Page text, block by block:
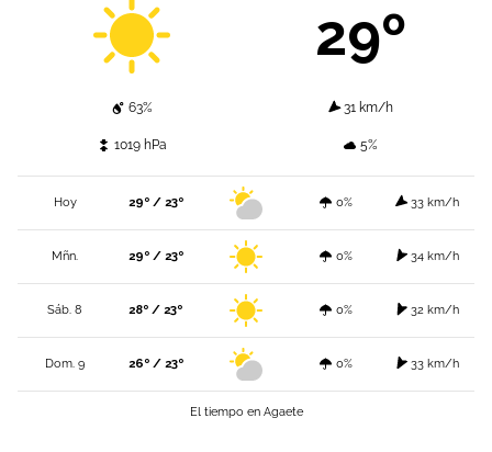
29º
63% 31 km/h
1019 hPa 5%
Hoy 29º / 23º 0% 33 km/h
Mñn. 29º / 23º 0% 34 km/h
Sáb. 8 28º / 23º 0% 32 km/h
Dom. 9 26º / 23º 0% 33 km/h
El tiempo en Agaete